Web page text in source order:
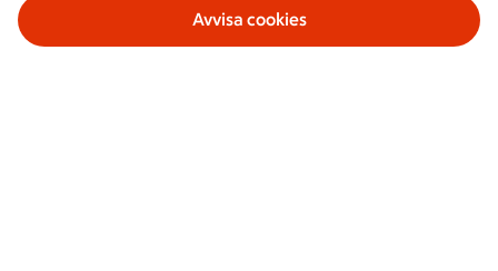
Avvisa cookies